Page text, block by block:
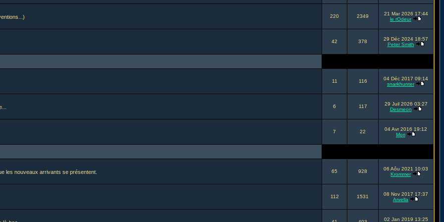
220 2349
21 Mar 2026 17:44
le rOdeur
42 378
29 Déc 2024 18:57
Peter Smith
11 116
04 Déc 2017 09:14
snarkhunter
6 117
29 Juil 2026 03:27
Desmeon
7 22
04 Avr 2016 19:12
Mori
les nouveaux arrivants se présentent. 65 928
06 Aôu 2021 10:03
Krommer
112 1531
08 Nov 2017 17:37
Arvella
02 Jan 2019 13:25